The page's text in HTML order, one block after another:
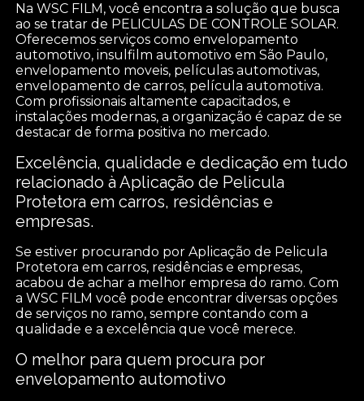
Na WSC FILM, você encontra a solução que busca
ao se tratar de PELICULAS DE CONTROLE SOLAR.
Oferecemos serviços como envelopamento
automotivo, insulfilm automotivo em São Paulo,
envelopamento moveis, películas automotivas,
envelopamento de carros, película automotiva.
Com profissionais altamente capacitados, e
instalações modernas, a organização é capaz de se
destacar de forma positiva no mercado.
Excelência, qualidade e dedicação em tudo
relacionado à Aplicação de Pelicula
Protetora em carros, residências e
empresas.
Se estiver procurando por Aplicação de Pelicula
Protetora em carros, residências e empresas,
acabou de achar a melhor empresa do ramo. Com
a WSC FILM você pode encontrar diversas opções
de serviços no ramo, sempre contando com a
qualidade e a excelência que você merece.
O melhor para quem procura por
envelopamento automotivo